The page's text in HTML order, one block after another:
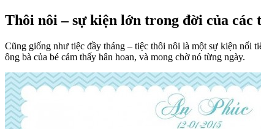
Thôi nôi – sự kiện lớn trong đời của các
Cũng giống như tiệc đầy tháng – tiệc thôi nôi là một sự kiện nối
ông bà của bé cảm thấy hân hoan, và mong chờ nó từng ngày.